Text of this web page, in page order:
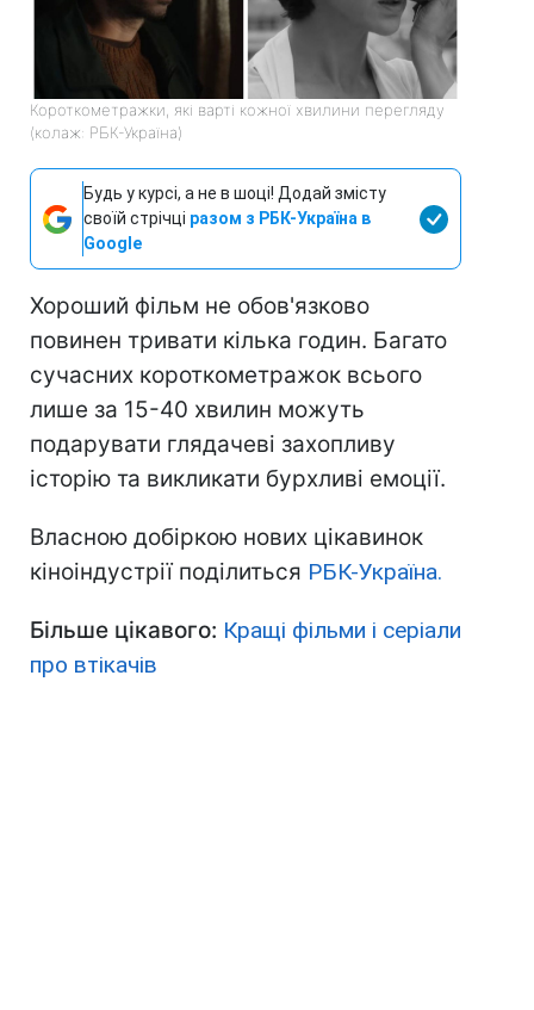
Короткометражки, які варті кожної хвилини перегляду
(колаж: РБК-Україна)
Будь у курсі, а не в шоці! Додай змісту
своїй стрічці разом з РБК-Україна в
Google
Хороший фільм не обов'язково
повинен тривати кілька годин. Багато
сучасних короткометражок всього
лише за 15-40 хвилин можуть
подарувати глядачеві захопливу
історію та викликати бурхливі емоції.
Власною добіркою нових цікавинок
кіноіндустрії поділиться РБК-Україна.
Більше цікавого: Кращі фільми і серіали
про втікачів